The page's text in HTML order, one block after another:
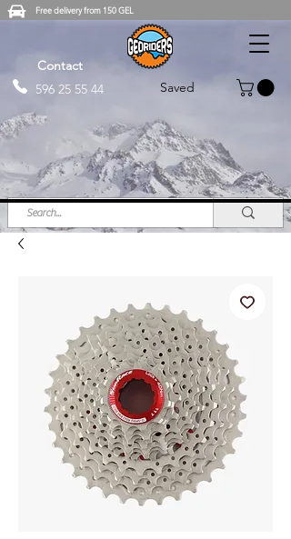
Free delivery from 150 GEL
Contact
596 25 55 44
Saved